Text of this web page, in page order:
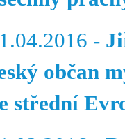
-
občan
střední